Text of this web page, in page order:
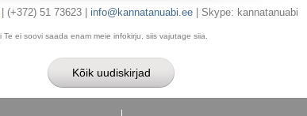
| (+372) 51 73623 | info@kannatanuabi.ee | Skype: kannatanuabi
Te ei soovi saada enam meie infokirju, siis vajutage siia.